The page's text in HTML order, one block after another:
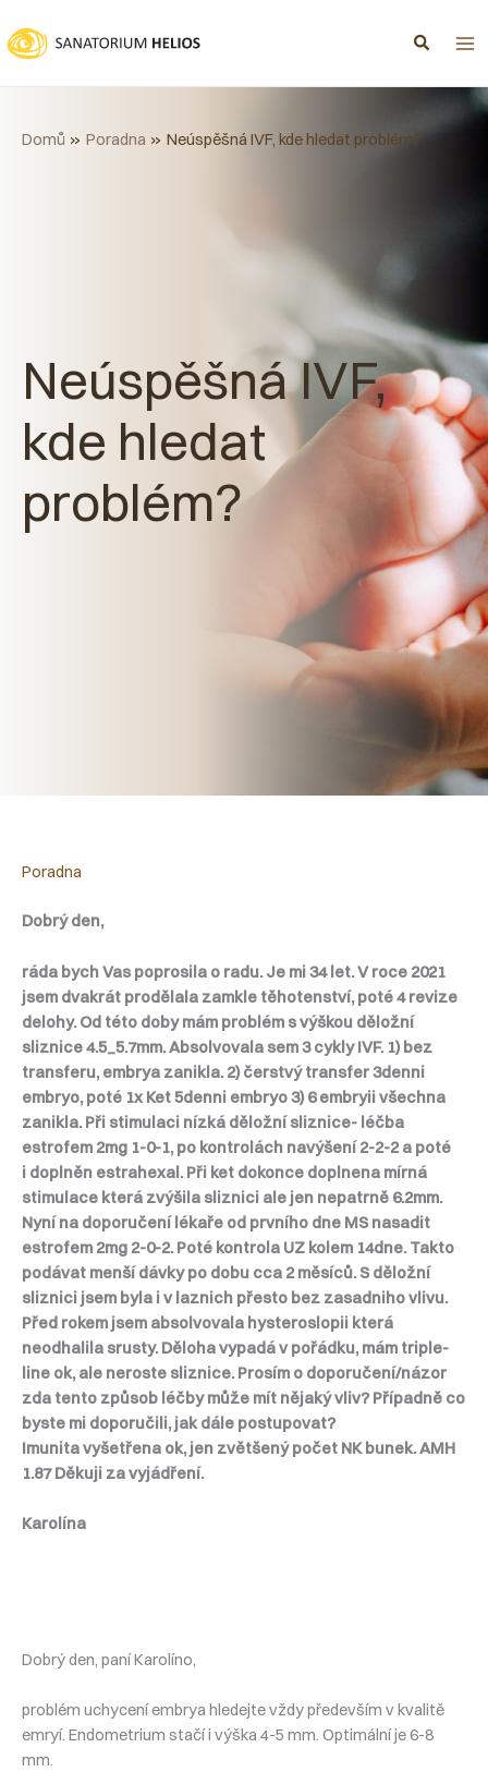
na
obsah
Neúspěšná IVF,
kde hledat
problém?
Domů Poradna Neúspěšná IVF, kde hledat problém?
Poradna
Dobrý den,
ráda bych Vas poprosila o radu. Je mi 34 let. V roce 2021
jsem dvakrát prodělala zamkle těhotenství, poté 4 revize
delohy. Od této doby mám problém s výškou děložní
sliznice 4.5_5.7mm. Absolvovala sem 3 cykly IVF. 1) bez
transferu, embrya zanikla. 2) čerstvý transfer 3denni
embryo, poté 1x Ket 5denni embryo 3) 6 embryii všechna
zanikla. Při stimulaci nízká děložní sliznice- léčba
estrofem 2mg 1-0-1, po kontrolách navýšení 2-2-2 a poté
i doplněn estrahexal. Při ket dokonce doplnena mírná
stimulace která zvýšila sliznici ale jen nepatrně 6.2mm.
Nyní na doporučení lékaře od prvního dne MS nasadit
estrofem 2mg 2-0-2. Poté kontrola UZ kolem 14dne. Takto
podávat menší dávky po dobu cca 2 měsíců. S děložní
sliznici jsem byla i v laznich přesto bez zasadniho vlivu.
Před rokem jsem absolvovala hysteroslopii která
neodhalila srusty. Děloha vypadá v pořádku, mám triple-
line ok, ale neroste sliznice. Prosím o doporučení/názor
zda tento způsob léčby může mít nějaký vliv? Případně co
byste mi doporučili, jak dále postupovat?
Imunita vyšetřena ok, jen zvětšený počet NK bunek. AMH
1.87 Děkuji za vyjádření.
Karolína
Dobrý den, paní Karolíno,
problém uchycení embrya hledejte vždy především v kvalitě
emryí. Endometrium stačí i výška 4-5 mm. Optimální je 6-8
mm.